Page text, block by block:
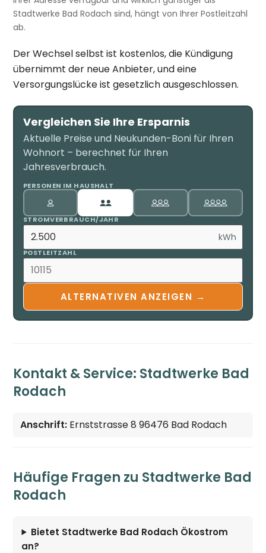
Stadtwerke Bad Rodach sind, hängt von Ihrer Postleitzahl
ab.
Der Wechsel selbst ist kostenlos, die Kündigung
übernimmt der neue Anbieter, und eine
Versorgungslücke ist gesetzlich ausgeschlossen.
Vergleichen Sie Ihre Ersparnis
Aktuelle Preise und Neukunden-Boni für Ihren
Wohnort – berechnet für Ihren
Jahresverbrauch.
PERSONEN IM HAUSHALT
STROMVERBRAUCH/JAHR
kWh
POSTLEITZAHL
ALTERNATIVEN ANZEIGEN →
Kontakt & Service: Stadtwerke Bad
Rodach
Anschrift: Ernststrasse 8 96476 Bad Rodach
Häufige Fragen zu Stadtwerke Bad
Rodach
Bietet Stadtwerke Bad Rodach Ökostrom
an?